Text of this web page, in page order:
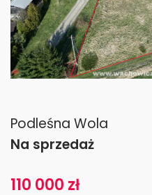
Podleśna Wola
Na sprzedaż
110 000 zł